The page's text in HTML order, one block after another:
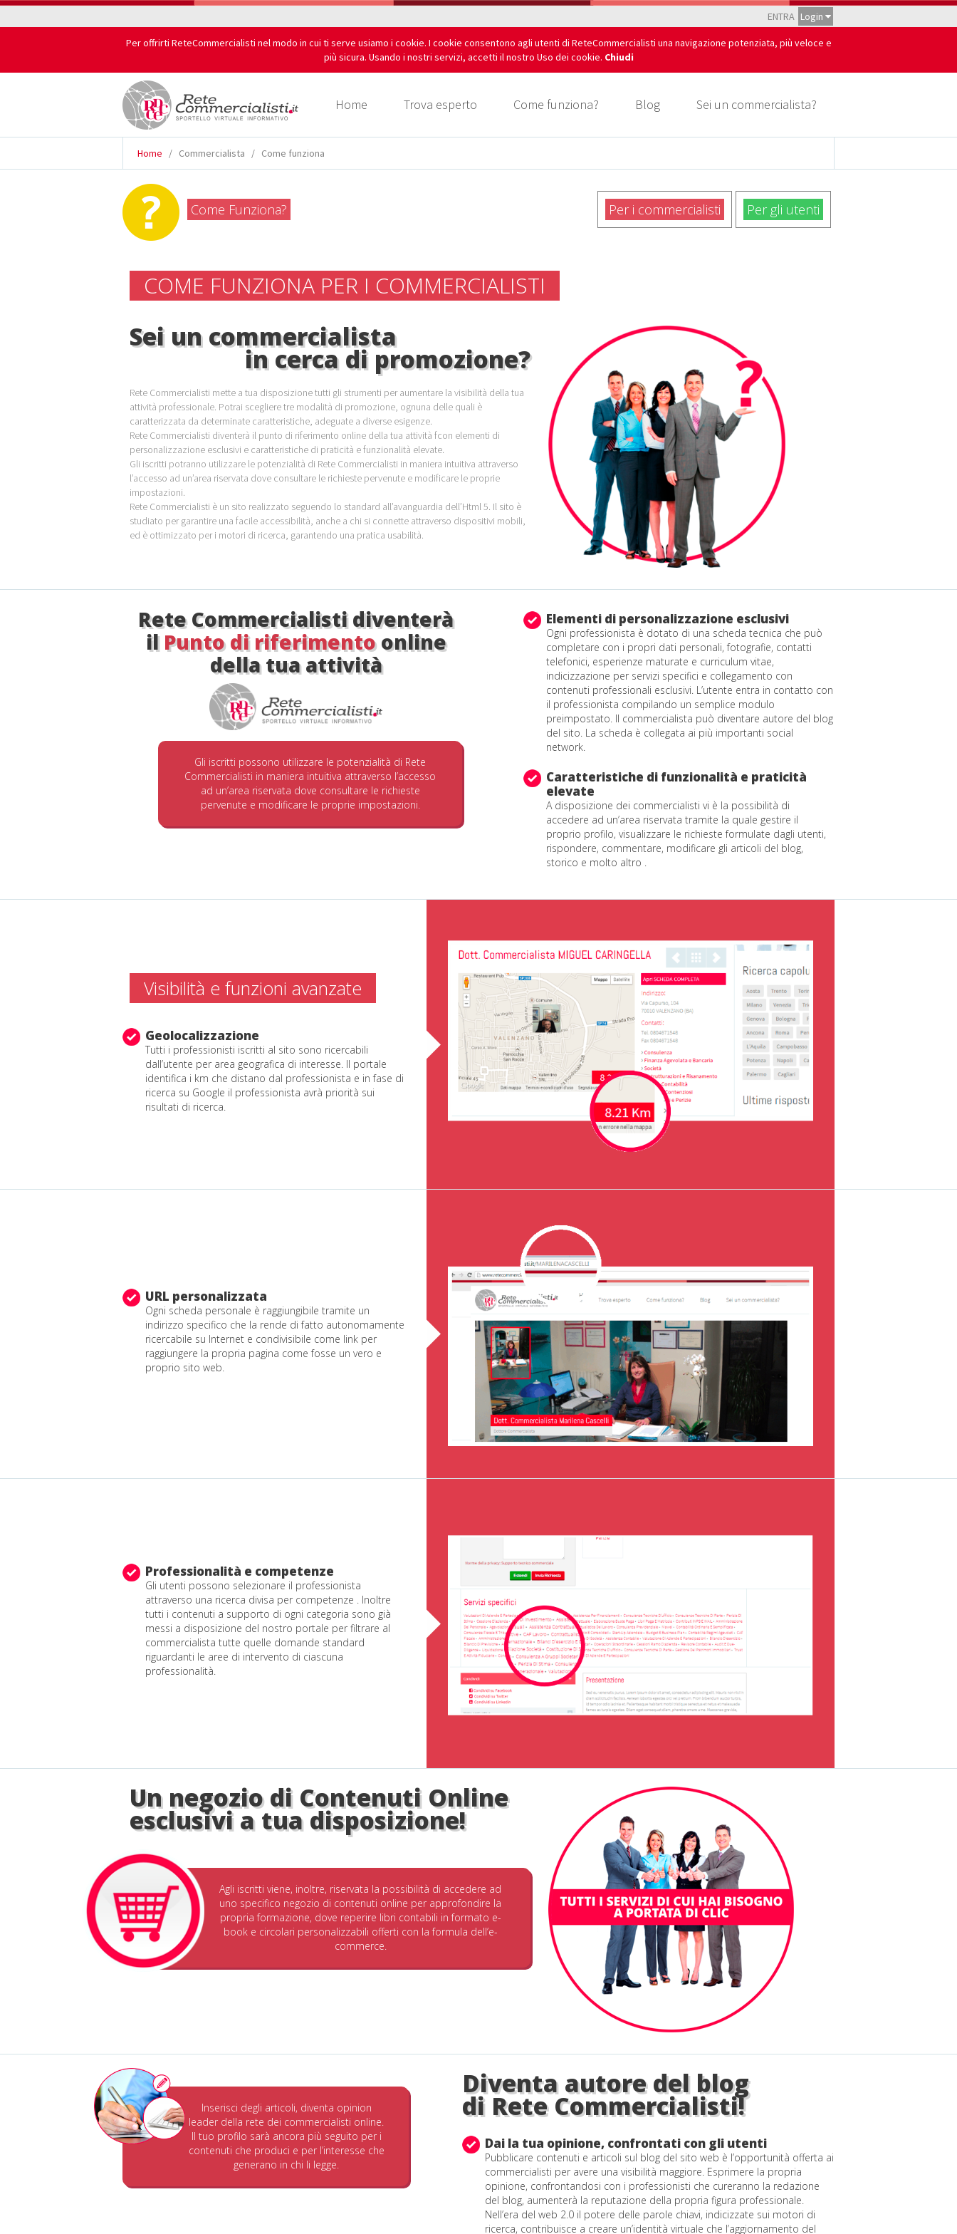
ENTRA Login
Per offrirti ReteCommercialisti nel modo in cui ti serve usiamo i cookie. I cookie consentono agli utenti di ReteCommercialisti una navigazione potenziata, più veloce e
più sicura. Usando i nostri servizi, accetti il nostro Uso dei cookie. Chiudi
Home Trova esperto Come funziona? Blog Sei un commercialista?
Home / Commercialista / Come funziona
Come Funziona? Per gli utenti
Per i commercialisti
COME FUNZIONA PER I COMMERCIALISTI
Sei un commercialista
in cerca di promozione?
Rete Commercialisti mette a tua disposizione tutti gli strumenti per aumentare la visibilità della tua
attività professionale. Potrai scegliere tre modalità di promozione, ognuna delle quali è
caratterizzata da determinate caratteristiche, adeguate a diverse esigenze.
Rete Commercialisti diventerà il punto di riferimento online della tua attività fcon elementi di
personalizzazione esclusivi e caratteristiche di praticità e funzionalità elevate.
Gli iscritti potranno utilizzare le potenzialità di Rete Commercialisti in maniera intuitiva attraverso
l’accesso ad un’area riservata dove consultare le richieste pervenute e modificare le proprie
impostazioni.
Rete Commercialisti è un sito realizzato seguendo lo standard all’avanguardia dell’Html 5. Il sito è
studiato per garantire una facile accessibilità, anche a chi si connette attraverso dispositivi mobili,
ed è ottimizzato per i motori di ricerca, garantendo una pratica usabilità.
Rete Commercialisti diventerà
il Punto di riferimentoonline
della tua attività
Gli iscritti possono utilizzare le potenzialità di Rete
Commercialisti in maniera intuitiva attraverso l’accesso
ad un’area riservata dove consultare le richieste
pervenute e modificare le proprie impostazioni.
Elementi di personalizzazione esclusivi
Ogni professionista è dotato di una scheda tecnica che può
completare con i propri dati personali, fotografie, contatti
telefonici, esperienze maturate e curriculum vitae,
indicizzazione per servizi specifici e collegamento con
contenuti professionali esclusivi. L’utente entra in contatto con
il professionista compilando un semplice modulo
preimpostato. Il commercialista può diventare autore del blog
del sito. La scheda è collegata ai più importanti social
network.
Caratteristiche di funzionalità e praticità
elevate
A disposizione dei commercialisti vi è la possibilità di
accedere ad un’area riservata tramite la quale gestire il
proprio profilo, visualizzare le richieste formulate dagli utenti,
rispondere, commentare, modificare gli articoli del blog,
storico e molto altro .
Visibilità e funzioni avanzate
Geolocalizzazione
Tutti i professionisti iscritti al sito sono ricercabili
dall’utente per area geografica di interesse. Il portale
identifica i km che distano dal professionista e in fase di
ricerca su Google il professionista avrà priorità sui
risultati di ricerca.
URL personalizzata
Ogni scheda personale è raggiungibile tramite un
indirizzo specifico che la rende di fatto autonomamente
ricercabile su Internet e condivisibile come link per
raggiungere la propria pagina come fosse un vero e
proprio sito web.
Professionalità e competenze
Gli utenti possono selezionare il professionista
attraverso una ricerca divisa per competenze . Inoltre
tutti i contenuti a supporto di ogni categoria sono già
messi a disposizione del nostro portale per filtrare al
commercialista tutte quelle domande standard
riguardanti le aree di intervento di ciascuna
professionalità.
Un negozio di Contenuti Online
esclusivi a tua disposizione!
Agli iscritti viene, inoltre, riservata la possibilità di accedere ad
uno specifico negozio di contenuti online per approfondire la
propria formazione, dove reperire libri contabili in formato e-
book e circolari personalizzabili offerti con la formula dell’e-
commerce.
Inserisci degli articoli, diventa opinion
leader della rete dei commercialisti online.
Il tuo profilo sarà ancora più seguito per i
contenuti che produci e per l’interesse che
generano in chi li legge.
Diventa autore del blog
di Rete Commercialisti!
Dai la tua opinione, confrontati con gli utenti
Pubblicare contenuti e articoli sul blog del sito web è l’opportunità offerta ai
commercialisti per avere una visibilità maggiore. Esprimere la propria
opinione, confrontandosi con i professionisti che cureranno la redazione
del blog, aumenterà la reputazione della propria figura professionale.
Nell’era del web 2.0 il potere delle parole chiavi, indicizzate sui motori di
ricerca, contribuisce a creare un’identità virtuale che l’aggiornamento del